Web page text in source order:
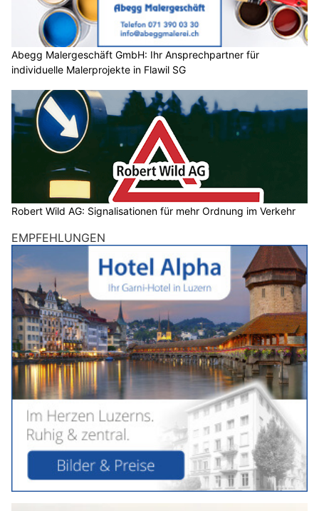
Abegg Malergeschäft GmbH: Ihr Ansprechpartner für
individuelle Malerprojekte in Flawil SG
Robert Wild AG: Signalisationen für mehr Ordnung im Verkehr
EMPFEHLUNGEN